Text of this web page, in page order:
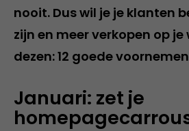
nooit. Dus wil je je klanten
zijn en meer verkopen op je
dezen: 12 goede
Januari: zet je